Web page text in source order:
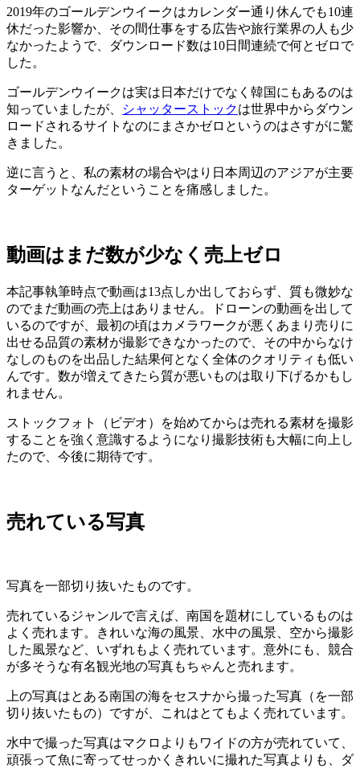
2019年のゴールデンウイークはカレンダー通り休んでも10連
休だった影響か、その間仕事をする広告や旅行業界の人も少
なかったようで、ダウンロード数は10日間連続で何とゼロで
した。
ゴールデンウイークは実は日本だけでなく韓国にもあるのは
知っていましたが、
シャッターストックは世界中からダウン
ロードされるサイトなのにまさかゼロというのはさすがに驚
きました。
逆に言うと、私の素材の場合やはり日本周辺のアジアが主要
ターゲットなんだということを痛感しました。
動画はまだ数が少なく売上ゼロ
本記事執筆時点で動画は13点しか出しておらず、質も微妙な
のでまだ動画の売上はありません。ドローンの動画を出して
いるのですが、最初の頃はカメラワークが悪くあまり売りに
出せる品質の素材が撮影できなかったので、その中からなけ
なしのものを出品した結果何となく全体のクオリティも低い
んです。数が増えてきたら質が悪いものは取り下げるかもし
れません。
ストックフォト（ビデオ）を始めてからは売れる素材を撮影
することを強く意識するようになり撮影技術も大幅に向上し
たので、今後に期待です。
売れている写真
写真を一部切り抜いたものです。
売れているジャンルで言えば、南国を題材にしているものは
よく売れます。きれいな海の風景、水中の風景、空から撮影
した風景など、いずれもよく売れています。意外にも、競合
が多そうな有名観光地の写真もちゃんと売れます。
上の写真はとある南国の海をセスナから撮った写真（を一部
切り抜いたもの）ですが、これはとてもよく売れています。
水中で撮った写真はマクロよりもワイドの方が売れていて、
頑張って魚に寄ってせっかくきれいに撮れた写真よりも、ダ